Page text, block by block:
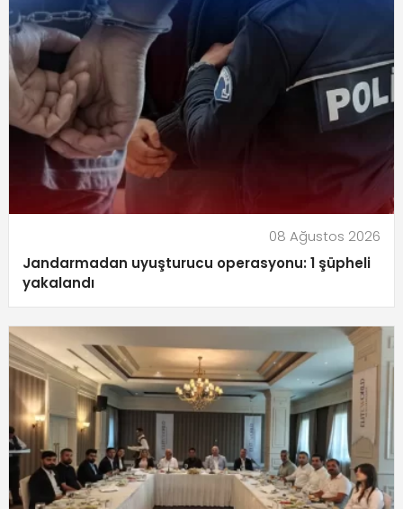
08 Ağustos 2026
Jandarmadan uyuşturucu operasyonu: 1 şüpheli
yakalandı